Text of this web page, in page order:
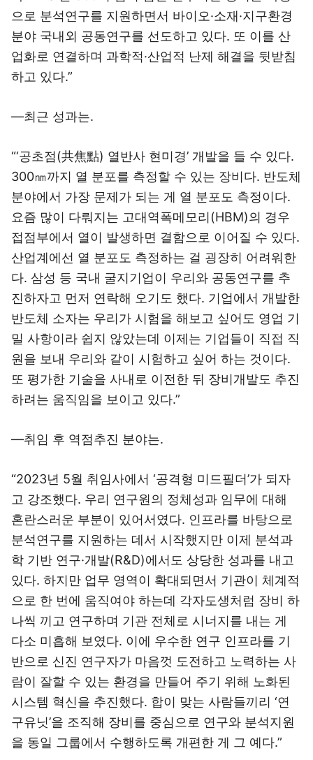
으로 분석연구를 지원하면서 바이오·소재·지구환경
분야 국내외 공동연구를 선도하고 있다. 또 이를 산
업화로 연결하며 과학적·산업적 난제 해결을 뒷받침
하고 있다.”
―최근 성과는.
“‘공초점(共焦點) 열반사 현미경’ 개발을 들 수 있다.
300㎚까지 열 분포를 측정할 수 있는 장비다. 반도체
분야에서 가장 문제가 되는 게 열 분포도 측정이다.
요즘 많이 다뤄지는 고대역폭메모리(HBM)의 경우
접점부에서 열이 발생하면 결함으로 이어질 수 있다.
산업계에선 열 분포도 측정하는 걸 굉장히 어려워한
다. 삼성 등 국내 굴지기업이 우리와 공동연구를 추
진하자고 먼저 연락해 오기도 했다. 기업에서 개발한
반도체 소자는 우리가 시험을 해보고 싶어도 영업 기
밀 사항이라 쉽지 않았는데 이제는 기업들이 직접 직
원을 보내 우리와 같이 시험하고 싶어 하는 것이다.
또 평가한 기술을 사내로 이전한 뒤 장비개발도 추진
하려는 움직임을 보이고 있다.”
―취임 후 역점추진 분야는.
“2023년 5월 취임사에서 ‘공격형 미드필더’가 되자
고 강조했다. 우리 연구원의 정체성과 임무에 대해
혼란스러운 부분이 있어서였다. 인프라를 바탕으로
분석연구를 지원하는 데서 시작했지만 이제 분석과
학 기반 연구·개발(R&D)에서도 상당한 성과를 내고
있다. 하지만 업무 영역이 확대되면서 기관이 체계적
으로 한 번에 움직여야 하는데 각자도생처럼 장비 하
나씩 끼고 연구하며 기관 전체로 시너지를 내는 게
다소 미흡해 보였다. 이에 우수한 연구 인프라를 기
반으로 신진 연구자가 마음껏 도전하고 노력하는 사
람이 잘할 수 있는 환경을 만들어 주기 위해 노화된
시스템 혁신을 추진했다. 합이 맞는 사람들끼리 ‘연
구유닛’을 조직해 장비를 중심으로 연구와 분석지원
을 동일 그룹에서 수행하도록 개편한 게 그 예다.”